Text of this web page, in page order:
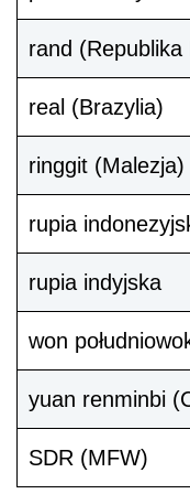
rand (Republika
real (Brazylia)
ringgit (Malezja)
rupia
rupia indyjska
won
yuan renminbi
SDR (MFW)